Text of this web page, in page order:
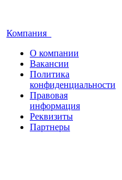
Компания
О компании
Вакансии
Политика
конфиденциальности
Правовая
информация
Реквизиты
Партнеры